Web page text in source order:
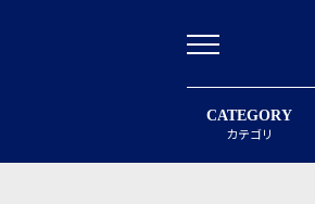
CATEGORY
カテゴリ